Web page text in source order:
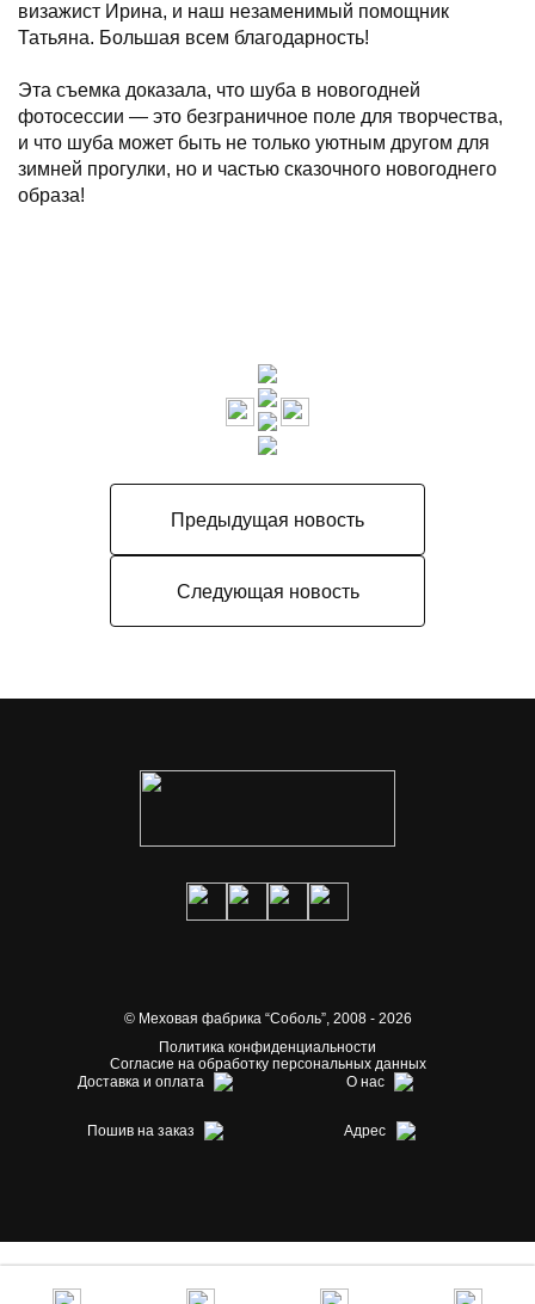
визажист Ирина, и наш незаменимый помощник
Татьяна. Большая всем благодарность!
Эта съемка доказала, что шуба в новогодней
фотосессии — это безграничное поле для творчества,
и что шуба может быть не только уютным другом для
зимней прогулки, но и частью сказочного новогоднего
образа!
Предыдущая новость
Следующая новость
© Меховая фабрика “Соболь”,2008 - 2026
Политика конфиденциальности
Согласие на обработку персональных данных
Доставка и оплата
О нас
Пошив на заказ Адрес